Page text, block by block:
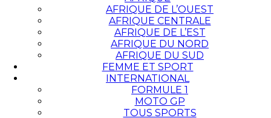
AFRIQUE DE L’OUEST
AFRIQUE CENTRALE
AFRIQUE DE L’EST
AFRIQUE DU NORD
AFRIQUE DU SUD
FEMME ET SPORT
INTERNATIONAL
FORMULE 1
MOTO GP
TOUS SPORTS